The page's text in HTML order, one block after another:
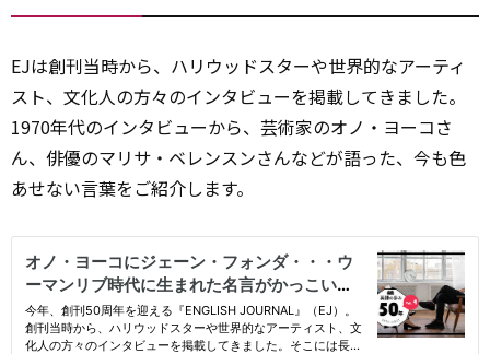
EJは創刊当時から、ハリウッドスターや世界的なアーティ
スト、文化人の方々のインタビューを掲載してきました。
1970年代のインタビューから、芸術家のオノ・ヨーコさ
ん、俳優のマリサ・ベレンスンさんなどが語った、今も色
あせない言葉をご紹介します。